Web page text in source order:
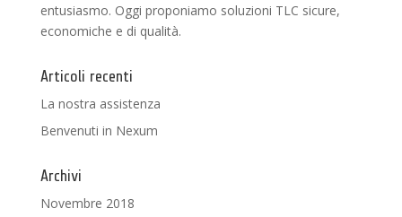
entusiasmo. Oggi proponiamo soluzioni TLC sicure,
economiche e di qualità.
Articoli recenti
La nostra assistenza
Benvenuti in Nexum
Archivi
Novembre 2018